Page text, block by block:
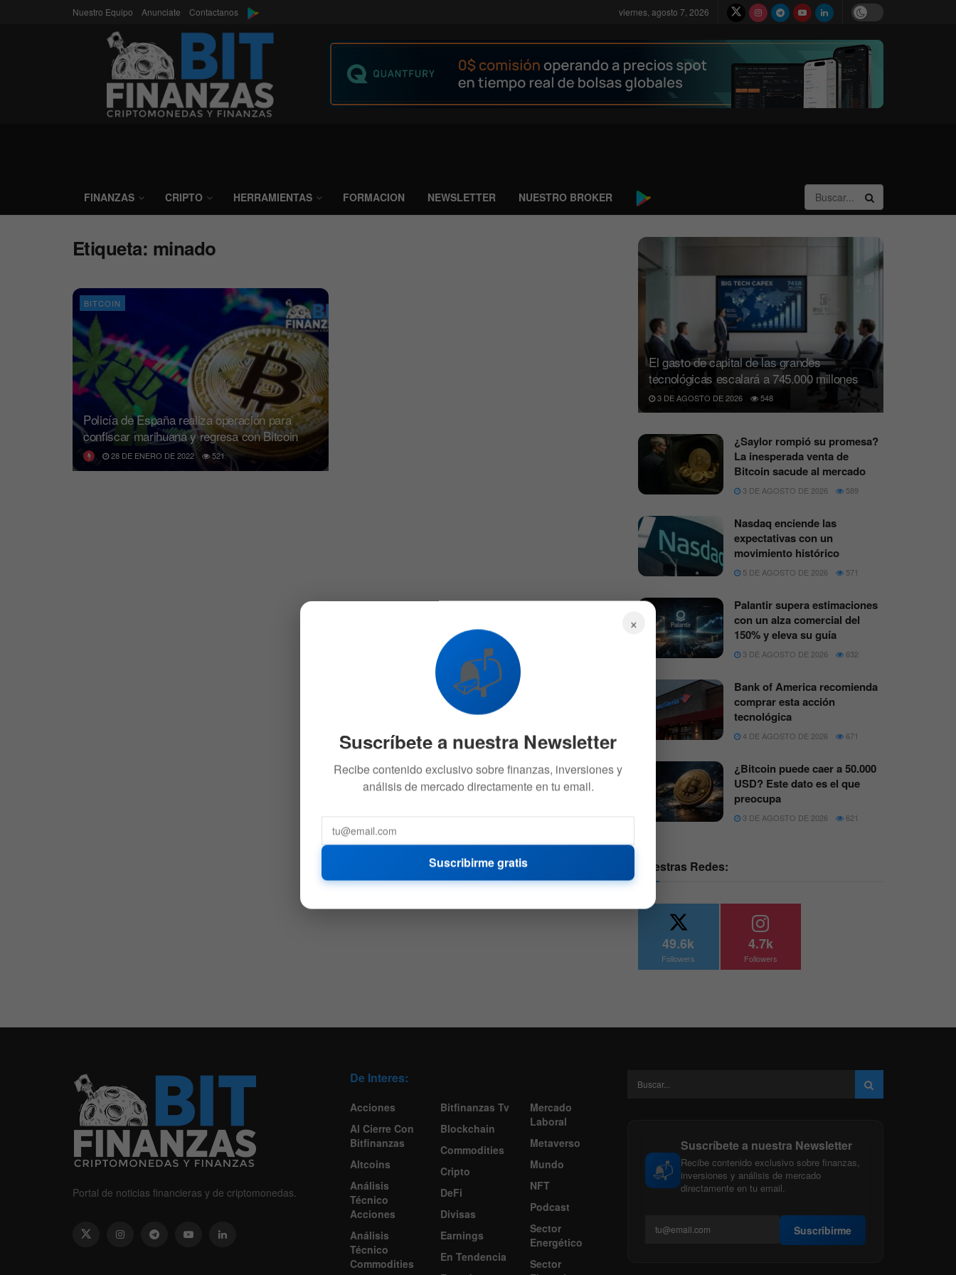
Nuestro Equipo Anunciate Contactanos viernes, agosto 7, 2026
FINANZAS CRIPTO HERRAMIENTAS FORMACION NEWSLETTER NUESTRO BROKER
Etiqueta: minado
BITCOIN
Policía de España realiza operación para
confiscar marihuana y regresa con Bitcoin
28 DE ENERO DE 2022 521
El gasto de capital de las grandes
tecnológicas escalará a 745.000 millones
3 DE AGOSTO DE 2026 548
¿Saylor rompió su promesa?
La inesperada venta de
Bitcoin sacude al mercado
3 DE AGOSTO DE 2026 589
Nasdaq enciende las
expectativas con un
movimiento histórico
5 DE AGOSTO DE 2026 571
Palantir supera estimaciones
con un alza comercial del
150% y eleva su guía
3 DE AGOSTO DE 2026 632
Bank of America recomienda
comprar esta acción
tecnológica
4 DE AGOSTO DE 2026 671
¿Bitcoin puede caer a 50.000
USD? Este dato es el que
preocupa
3 DE AGOSTO DE 2026 621
Nuestras Redes:
49.6k
Followers
4.7k
Followers
Portal de noticias financieras y de criptomonedas.
De Interes:
Acciones
Al Cierre Con
Bitfinanzas
Altcoins
Análisis
Técnico
Acciones
Análisis
Técnico
Commodities
Bitfinanzas Tv
Blockchain
Commodities
Cripto
DeFi
Divisas
Earnings
En Tendencia
Mercado
Laboral
Metaverso
Mundo
NFT
Podcast
Sector
Energético
Sector
📬
Suscríbete a nuestra Newsletter
Recibe contenido exclusivo sobre finanzas,
inversiones y análisis de mercado
directamente en tu email.
Suscribirme
×
📬
Suscríbete a nuestra Newsletter
Recibe contenido exclusivo sobre finanzas, inversiones y
análisis de mercado directamente en tu email.
Suscribirme gratis